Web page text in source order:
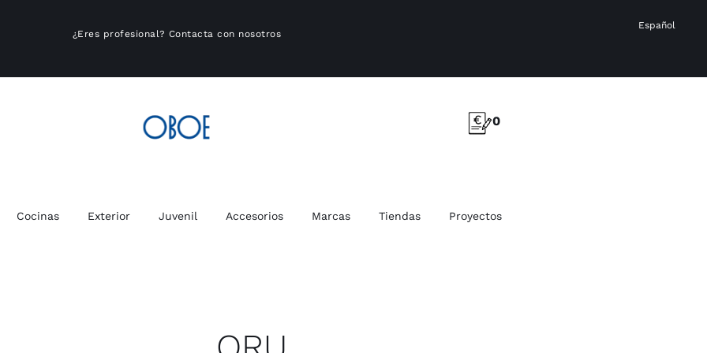
¿Eres profesional? Contacta con nosotros
Español
0
Cocinas Exterior Juvenil Accesorios Marcas Tiendas Proyectos